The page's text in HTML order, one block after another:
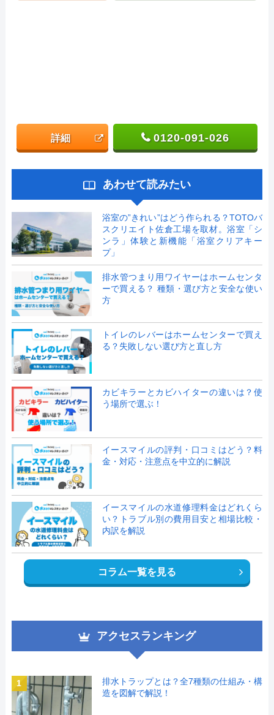
詳細 0120-091-026
あわせて読みたい
浴室の”きれい”はどう作られる？TOTOバ
スクリエイト佐倉工場を取材。浴室「シ
ンラ」体験と新機能「浴室クリアキー
プ」
排水管つまり用ワイヤーはホームセンタ
ーで買える？ 種類・選び方と安全な使い
方
トイレのレバーはホームセンターで買え
る？失敗しない選び方と直し方
カビキラーとカビハイターの違いは？使
う場所で選ぶ！
イースマイルの評判・口コミはどう？料
金・対応・注意点を中立的に解説
イースマイルの水道修理料金はどれくら
い？トラブル別の費用目安と相場比較・
内訳を解説
コラム一覧を見る
アクセスランキング
1
排水トラップとは？全7種類の仕組み・構
造を図解で解説！